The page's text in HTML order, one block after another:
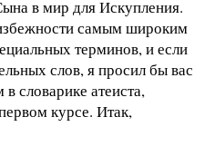
в мир для Искупления.
самым широким
терминов, и если
слов, я просил бы вас
словарике атеиста,
курсе. Итак,